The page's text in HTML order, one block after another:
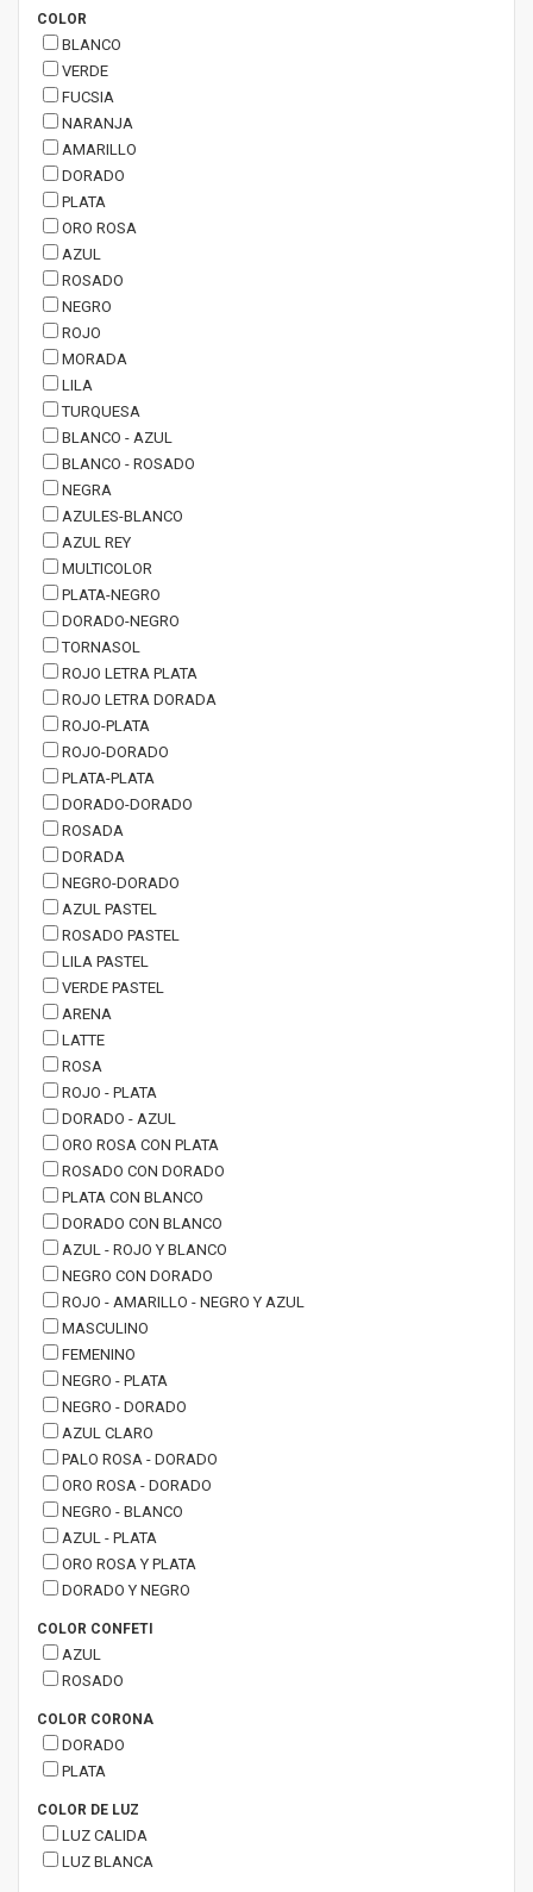
COLOR
BLANCO
VERDE
FUCSIA
NARANJA
AMARILLO
DORADO
PLATA
ORO ROSA
AZUL
ROSADO
NEGRO
ROJO
MORADA
LILA
TURQUESA
BLANCO - AZUL
BLANCO - ROSADO
NEGRA
AZULES-BLANCO
AZUL REY
MULTICOLOR
PLATA-NEGRO
DORADO-NEGRO
TORNASOL
ROJO LETRA PLATA
ROJO LETRA DORADA
ROJO-PLATA
ROJO-DORADO
PLATA-PLATA
DORADO-DORADO
ROSADA
DORADA
NEGRO-DORADO
AZUL PASTEL
ROSADO PASTEL
LILA PASTEL
VERDE PASTEL
ARENA
LATTE
ROSA
ROJO - PLATA
DORADO - AZUL
ORO ROSA CON PLATA
ROSADO CON DORADO
PLATA CON BLANCO
DORADO CON BLANCO
AZUL - ROJO Y BLANCO
NEGRO CON DORADO
ROJO - AMARILLO - NEGRO Y AZUL
MASCULINO
FEMENINO
NEGRO - PLATA
NEGRO - DORADO
AZUL CLARO
PALO ROSA - DORADO
ORO ROSA - DORADO
NEGRO - BLANCO
AZUL - PLATA
ORO ROSA Y PLATA
DORADO Y NEGRO
COLOR CONFETI
AZUL
ROSADO
COLOR CORONA
DORADO
PLATA
COLOR DE LUZ
LUZ CALIDA
LUZ BLANCA